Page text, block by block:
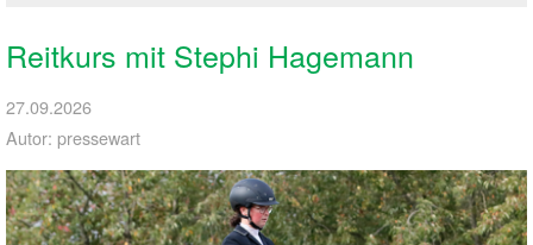
Reitkurs mit Stephi Hagemann
27.09.2026
Autor: pressewart